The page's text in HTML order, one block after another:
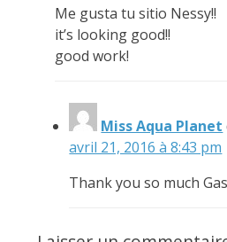
Me gusta tu sitio Nessy!!
it’s looking good!!
good work!
Miss Aqua Planet
avril 21, 2016 à 8:43 pm
Thank you so much